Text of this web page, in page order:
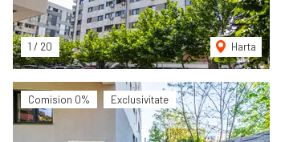
1 / 20 Harta
Comision 0% Exclusivitate